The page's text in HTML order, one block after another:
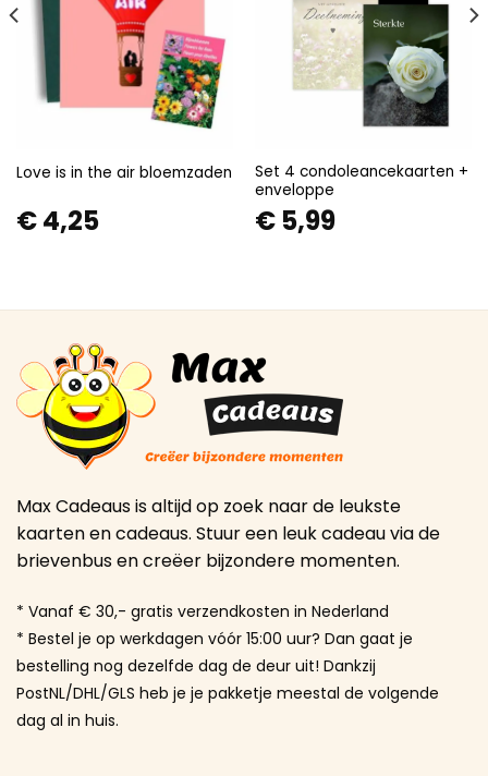
Love is in the air bloemzaden
€4,25
Set 4 condoleancekaarten +
enveloppe
€5,99
Max Cadeaus is altijd op zoek naar de leukste
kaarten en cadeaus. Stuur een leuk cadeau via de
brievenbus en creëer bijzondere momenten.
* Vanaf € 30,- gratis verzendkosten in Nederland
* Bestel je op werkdagen vóór 15:00 uur? Dan gaat je
bestelling nog dezelfde dag de deur uit! Dankzij
PostNL/DHL/GLS heb je je pakketje meestal de volgende
dag al in huis.